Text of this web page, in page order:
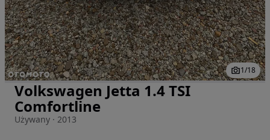
Zdjęcie 1 z 18
1/18
Volkswagen Jetta 1.4 TSI
Comfortline
Używany · 2013